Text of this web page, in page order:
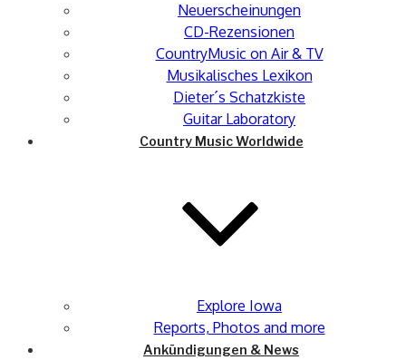
Neuerscheinungen
CD-Rezensionen
CountryMusic on Air & TV
Musikalisches Lexikon
Dieter´s Schatzkiste
Guitar Laboratory
Country Music Worldwide
Explore Iowa
Reports, Photos and more
Ankündigungen & News